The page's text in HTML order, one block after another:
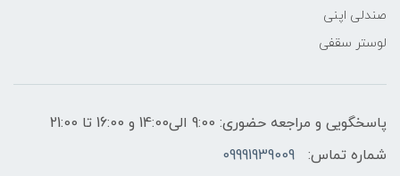
صندلی اپنی
لوستر سقفی
پاسخگویی و مراجعه حضوری: 9:00 الی14:00 و 16:00 تا 21:00
شماره تماس:
09991939009